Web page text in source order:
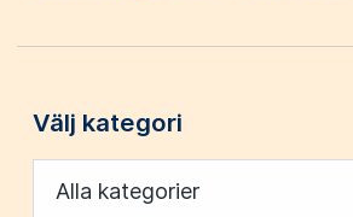
Välj kategori
Alla kategorier